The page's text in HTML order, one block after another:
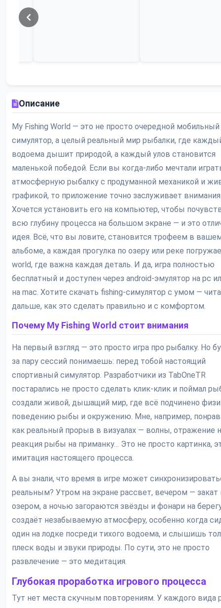
Описание
My Fishing World — это не просто очередной мобильный
симулятор, а целый реальный мир рыбалки, где
водоема дышит природой, а каждый улов становится
маленькой победой. Если вы когда-либо мечтали
атмосферную рыбалку с продуманной механикой и
графикой, то приложение точно заслуживает
Хочется установить его на компьютер, чтобы
всю глубину процесса на большом экране — и это
идея. Всё, что вы ловите, становится трофеем в
альбоме, а каждая прогулка по озеру или реке
world, где важна каждая деталь. И да, игра полностью
бесплатный и доступен через android-эмулятор на pc
на mac. Хотите скачать fishing-симулятор с умом —
дальше, как это сделать правильно и с комфортом.
Почему My Fishing World стоит внимания
На первый взгляд — это просто игра про рыбалку. Но
за пару сессий понимаешь: перед тобой настоящий
спортивный симулятор. Разработчики из TabOneTR
постарались не просто сделать клик-клик и поймал
создали живой, дышащий мир, где всё подчинено
поведению рыбы и окружению. Мне, например,
как реальный прорыв в визуалах — волны, отражение
реакция рыбы на приманку… Это не просто картинка,
имитация настоящего процесса.
А вы знали, что время в игре может
реальным? Утром на экране рассвет, вечером — закат
озером, а ночью загораются звёзды и фонари на
создаёт незабываемую атмосферу, особенно когда
один на лодке посреди тихого водоема, и слышишь
плеск воды и звуки природы. По сути, это не просто
развлечение — это медитация.
Глубокая проработка игрового процесса
Тут нет места скучным повторениям. У каждого